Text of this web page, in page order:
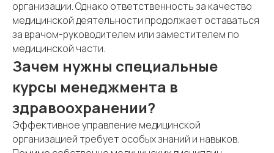
организации. Однако ответственность за качество
медицинской деятельности продолжает оставаться
за врачом-руководителем или заместителем по
медицинской части.
Зачем нужны специальные
курсы менеджмента в
здравоохранении?
Эффективное управление медицинской
организацией требует особых знаний и навыков.